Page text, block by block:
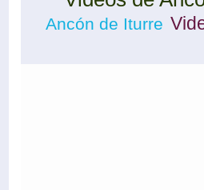
Ancón de Iturre